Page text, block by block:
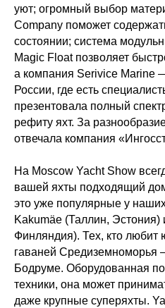
уют; огромный выбор
Company поможет
состоянии; система
Magic Float позволяет
а компания Serivice Marine
России, где есть
презентовала полный
рефиту яхт. За
отвечала компания
На Moscow Yacht Show
вашей яхты подходящий
это уже популярные у
Kakumäe (Таллин, Эстония)
Финляндия). Тех, кто любит
гаваней Средиземноморья
Бодруме. Оборудованная
техники, она может
даже крупные суперяхты.